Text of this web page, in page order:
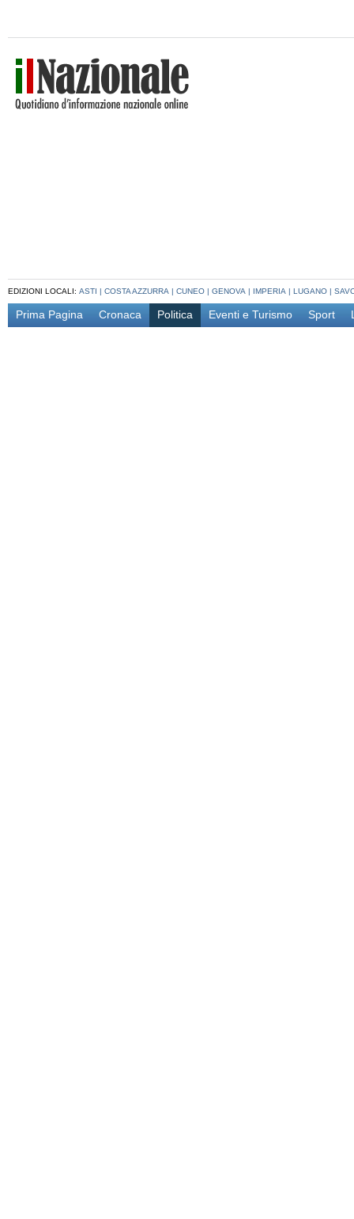
EDIZIONI LOCALI: ASTI | COSTA AZZURRA | CUNEO | GENOVA | IMPERIA | LUGANO |
Prima Pagina Cronaca Politica Eventi e Turismo Sport